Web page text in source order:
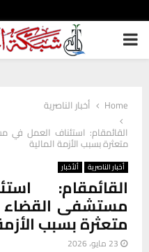
PRIMARY
Home
أخبار الناصرية
القائمقام: استئناف العمل
متعثرة بسبب الأزمة المالية
أخبار الناصرية ألأخبار
القائمقام:
مستشفى
متعثرة بسبب
23 مايو، 2026